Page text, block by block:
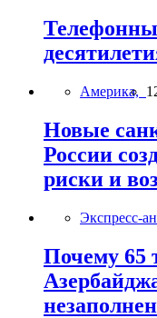
Америка,
Новые
России
риски и
Экспресс-
Почему 65